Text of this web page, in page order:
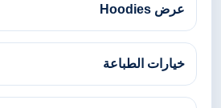
عرض Hoodies
خيارات الطباعة